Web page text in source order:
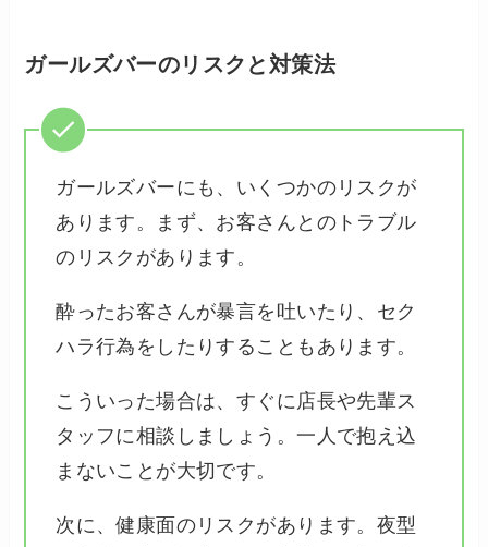
ガールズバーのリスクと対策法
ガールズバーにも、いくつかのリスクが
あります。まず、お客さんとのトラブル
のリスクがあります。
酔ったお客さんが暴言を吐いたり、セク
ハラ行為をしたりすることもあります。
こういった場合は、すぐに店長や先輩ス
タッフに相談しましょう。一人で抱え込
まないことが大切です。
次に、健康面のリスクがあります。夜型